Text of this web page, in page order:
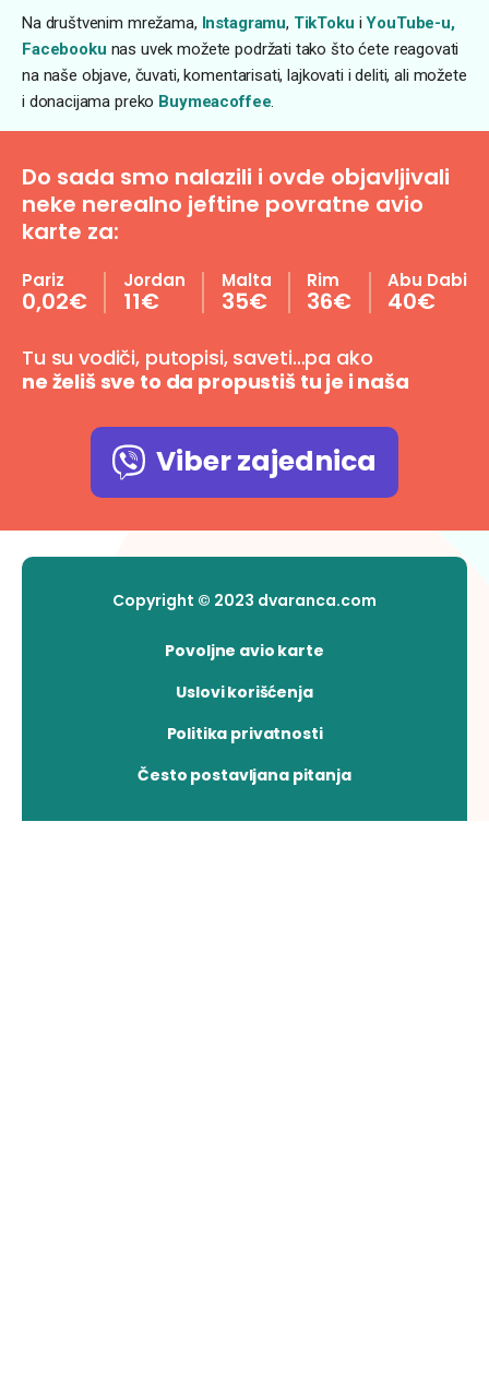
Na društvenim mrežama, Instagramu, TikToku iYouTube-u,
Facebooku nas uvek možete podržati tako što ćete reagovati
na naše objave, čuvati, komentarisati, lajkovati i deliti, ali možete
i donacijama preko Buymeacoffee
Do sada smo nalazili i ovde objavljivali
neke nerealno jeftine povratne avio
karte za:
Pariz
0,02€
Jordan
11€
Malta
35€
Rim
36€
Abu Dabi
40€
Tu su vodiči, putopisi, saveti…pa ako
ne želiš sve to da propustiš tu je i naša
Viber zajednica
Copyright © 2023 dvaranca.com
Povoljne avio karte
Uslovi korišćenja
Politika privatnosti
Često postavljana pitanja